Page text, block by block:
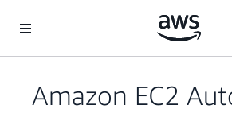
Amazon EC2